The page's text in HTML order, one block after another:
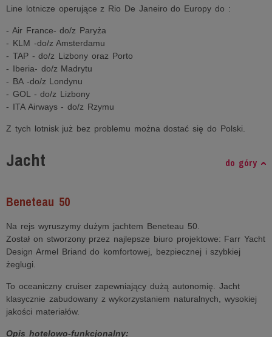
Line lotnicze operujące z Rio De Janeiro do Europy do :
- Air France- do/z Paryża
- KLM -do/z Amsterdamu
- TAP - do/z Lizbony oraz Porto
- Iberia- do/z Madrytu
- BA -do/z Londynu
- GOL - do/z Lizbony
- ITA Airways - do/z Rzymu
Z tych lotnisk już bez problemu można dostać się do Polski.
Jacht do góry
Beneteau 50
Na rejs wyruszymy dużym jachtem Beneteau 50.
Został on stworzony przez najlepsze biuro projektowe: Farr Yacht
Design Armel Briand do komfortowej, bezpiecznej i szybkiej
żeglugi.
To oceaniczny cruiser zapewniający dużą autonomię. Jacht
klasycznie zabudowany z wykorzystaniem naturalnych, wysokiej
jakości materiałów.
Opis hotelowo-funkcjonalny: